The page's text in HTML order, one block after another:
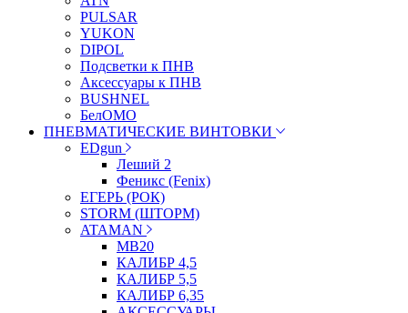
PULSAR
YUKON
DIPOL
Подсветки к ПНВ
Аксессуары к ПНВ
BUSHNEL
БелОМО
ПНЕВМАТИЧЕСКИЕ ВИНТОВКИ
EDgun
Леший 2
Феникс (Fenix)
ЕГЕРЬ (РОК)
STORM (ШТОРМ)
ATAMAN
МВ20
КАЛИБР 4,5
КАЛИБР 5,5
КАЛИБР 6,35